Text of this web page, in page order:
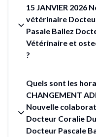
15 JANVIER 2026
vétérinaire
Pasale Ballez
Vétérinaire et
?
Quels sont les
CHANGEMENT
Nouvelle
Docteur Coralie
Docteur Pascale